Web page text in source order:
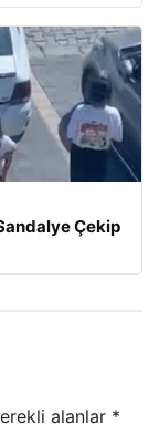
Çekip
alanlar *